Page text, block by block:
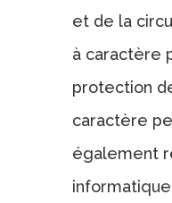
et de la
à caractère
protection
caractère
également